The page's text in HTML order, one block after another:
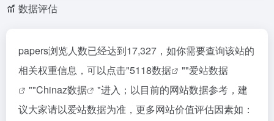
数据评估
papers浏览人数已经达到17,327，如你需要查询该站的
相关权重信息，可以点击"5118数据 ""爱站数据
""Chinaz数据
"进入；以目前的网站数据参考，建
议大家请以爱站数据为准，更多网站价值评估因素如：